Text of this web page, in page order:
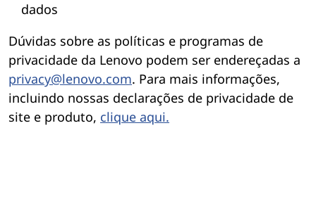
dados
Dúvidas sobre as políticas e programas de
privacidade da Lenovo podem ser endereçadas a
privacy@lenovo.com. Para mais informações,
incluindo nossas declarações de privacidade de
site e produto, clique aqui.